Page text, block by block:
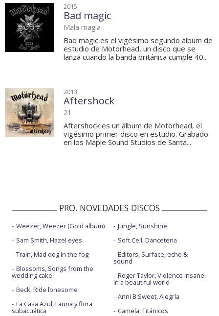
2015
Bad magic
Mala magia
Bad magic es el vigésimo segundo álbum de
estudio de Motörhead, un disco que se
lanza cuando la banda británica cumple 40...
2013
Aftershock
21
Aftershock es un álbum de Motörhead, el
vigésimo primer disco en estudio. Grabado
en los Maple Sound Studios de Santa...
PRO. NOVEDADES DISCOS
Weezer, Weezer (Gold album)
Sam Smith, Hazel eyes
Train, Mad dog in the fog
Blossoms, Songs from the
wedding cake
Beck, Ride lonesome
La Casa Azul, Fauna y flora
subacuática
Jungle, Sunshine
Soft Cell, Danceteria
Editors, Surface, echo &
sound
Roger Taylor, Violence insane
in a beautiful world
Anni B Sweet, Alegría
Camela, Titánicos